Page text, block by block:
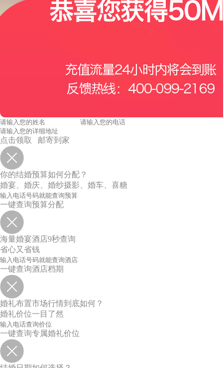
点击领取 邮寄到家
你的结婚预算如何分配？
婚宴、婚庆、婚纱摄影、婚车、喜糖
一键查询预算分配
海量婚宴酒店9秒查询
省心又省钱
一键查询酒店档期
婚礼布置市场行情到底如何？
婚礼价位一目了然
一键查询专属婚礼价位